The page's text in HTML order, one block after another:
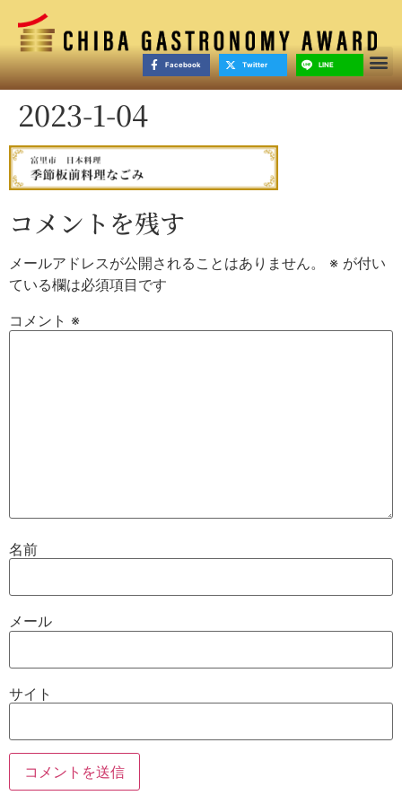
Facebook Twitter LINE
2023-1-04
コメントを残す
メールアドレスが公開されることはありません。 ※ が付い
ている欄は必須項目です
コメント ※
名前
メール
サイト